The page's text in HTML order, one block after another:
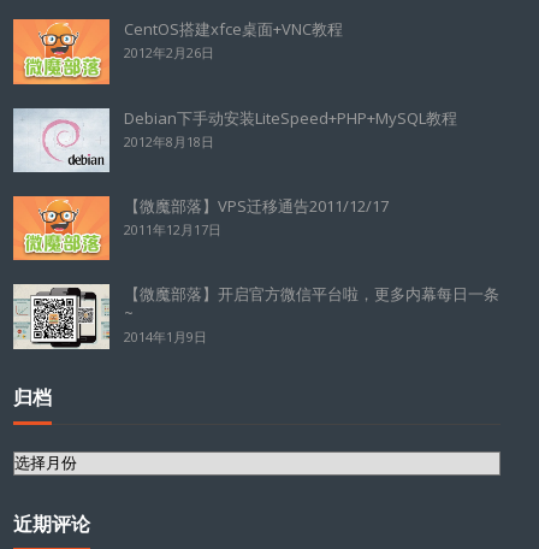
CentOS搭建xfce桌面+VNC教程
2012年2月26日
Debian下手动安装LiteSpeed+PHP+MySQL教程
2012年8月18日
【微魔部落】VPS迁移通告2011/12/17
2011年12月17日
【微魔部落】开启官方微信平台啦，更多内幕每日一条
~
2014年1月9日
归档
归
近期评论